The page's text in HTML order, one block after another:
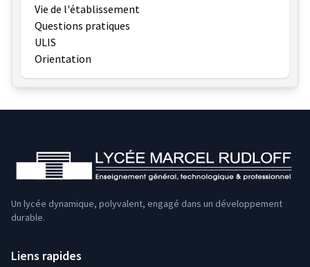
Vie de l'établissement
Questions pratiques
ULIS
Orientation
Un lycée dynamique, polyvalent, engagé dans un développement
durable.
Liens rapides